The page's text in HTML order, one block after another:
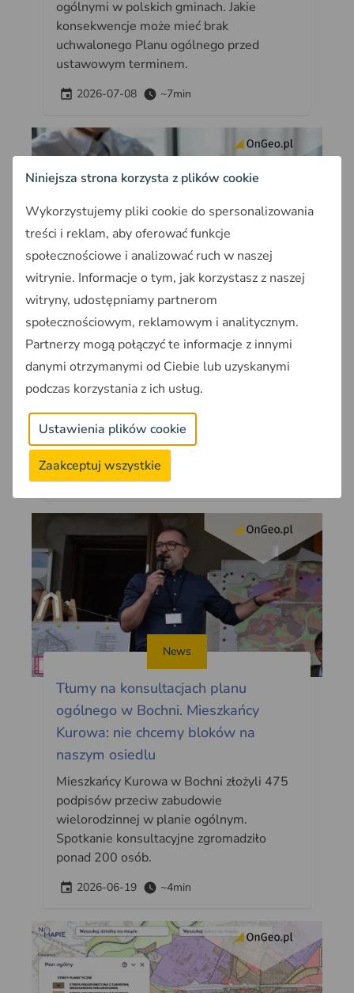
ogólnymi w polskich gminach. Jakie
konsekwencje może mieć brak
uchwalonego Planu ogólnego przed
ustawowym terminem.
2026-07-08 ~7min
Koniec kar dla gmin za spóźnione
wuzetki. Od 1 lipca 2026 umorzone
wszystkie toczące się postępowania
Od 1 lipca 2026 umorzone wszystkie
postępowania o kary dla gmin za
spóźnione WZ. Przepis działa
retroaktywnie. Co to oznacza dla
właścicieli działek?
2026-06-24 ~4min
News
Tłumy na konsultacjach planu
ogólnego w Bochni. Mieszkańcy
Kurowa: nie chcemy bloków na
naszym osiedlu
Mieszkańcy Kurowa w Bochni złożyli 475
podpisów przeciw zabudowie
wielorodzinnej w planie ogólnym.
Spotkanie konsultacyjne zgromadziło
ponad 200 osób.
2026-06-19 ~4min
Niniejsza strona korzysta z plików cookie
Wykorzystujemy pliki cookie do spersonalizowania
treści i reklam, aby oferować funkcje
społecznościowe i analizować ruch w naszej
witrynie. Informacje o tym, jak korzystasz z naszej
witryny, udostępniamy partnerom
społecznościowym, reklamowym i analitycznym.
Partnerzy mogą połączyć te informacje z innymi
danymi otrzymanymi od Ciebie lub uzyskanymi
podczas korzystania z ich usług.
Ustawienia plików cookie
Zaakceptuj wszystkie